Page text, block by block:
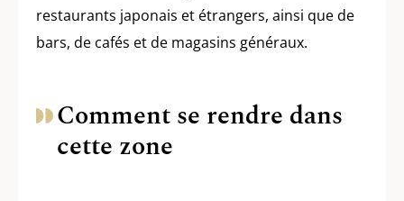
restaurants japonais et étrangers, ainsi que de
bars, de cafés et de magasins généraux.
Comment se rendre dans
cette zone